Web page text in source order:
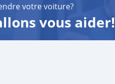
votre voiture?
vous aider!